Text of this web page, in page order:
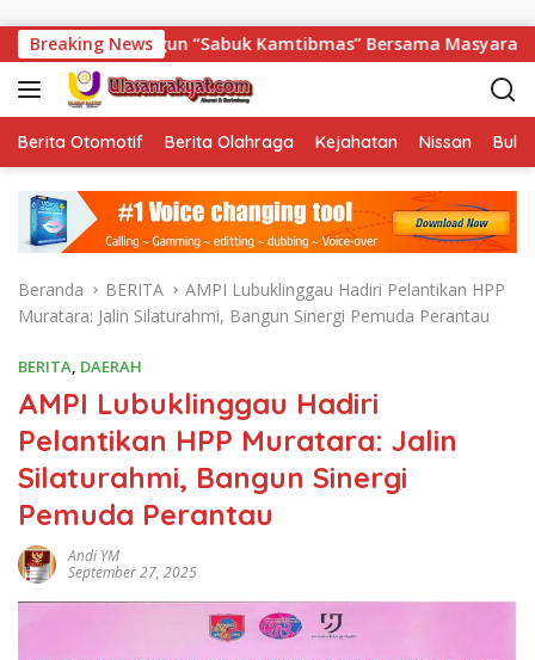
Breaking News
“Sabuk Kamtibmas” Bersama Masyarakat
Berita Otomotif Berita Olahraga Kejahatan Nissan
Beranda BERITA
AMPI Lubuklinggau Hadiri Pelantikan HPP
Muratara: Jalin Silaturahmi, Bangun Sinergi Pemuda Perantau
BERITA, DAERAH
AMPI Lubuklinggau Hadiri
Pelantikan HPP Muratara: Jalin
Silaturahmi, Bangun Sinergi
Pemuda Perantau
Andi YM
September 27, 2025